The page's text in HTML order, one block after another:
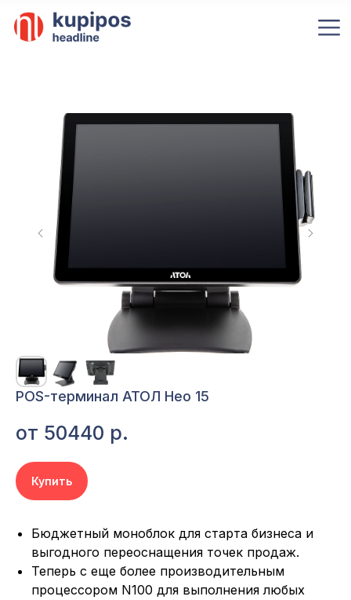
POS-терминал АТОЛ Нео 15
от 50440 р.
Купить
Бюджетный моноблок для старта бизнеса и
выгодного переоснащения точек продаж.
Теперь с еще более производительным
процессором N100 для выполнения любых